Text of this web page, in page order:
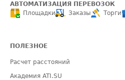
АВТОМАТИЗАЦИЯ ПЕРЕВОЗОК
Площадки
Заказы Торги
ПОЛЕЗНОЕ
Расчет расстояний
Академия ATI.SU